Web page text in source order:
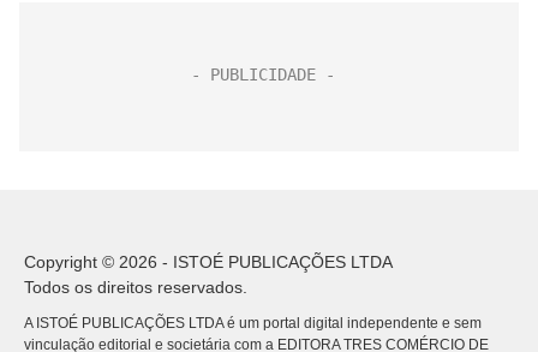
Copyright © 2026 - ISTOÉ PUBLICAÇÕES LTDA
Todos os direitos reservados.
A ISTOÉ PUBLICAÇÕES LTDA é um portal digital independente e sem
vinculação editorial e societária com a EDITORA TRES COMÉRCIO DE